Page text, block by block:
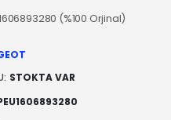
(%100 Orjinal)
STOKTA VAR